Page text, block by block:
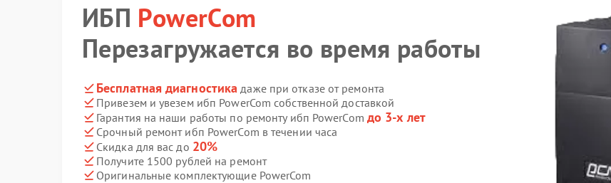
ИБП PowerCom
Перезагружается во время работы
Бесплатная диагностика даже при отказе от ремонта
Привезем и увезем ибп PowerCom собственной доставкой
Гарантия на наши работы по ремонту ибп PowerCom до 3-х лет
Срочный ремонт ибп PowerCom в течении часа
Скидка для вас до 20%
Получите 1500 рублей на ремонт
Оригинальные комплектующие PowerCom